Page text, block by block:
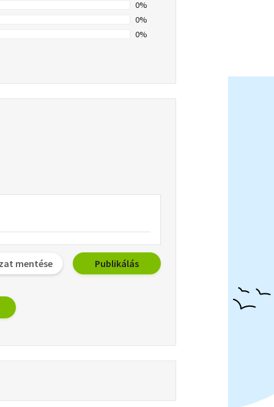
0%
0%
0%
mentése Publikálás